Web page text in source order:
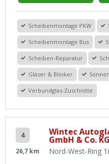
Scheibenmontage PKW
Scheibenmontage Bus
Scheiben-Reparatur
Gläser & Blinker
Verbundglas-Zuschnitte
4
26,7 km
Wintec
GmbH & Co. KG
Nord-West-Ring